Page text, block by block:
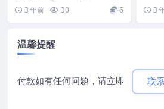
3 年前 30 6 3
温馨提醒
付款如有任何问题，请立即 联